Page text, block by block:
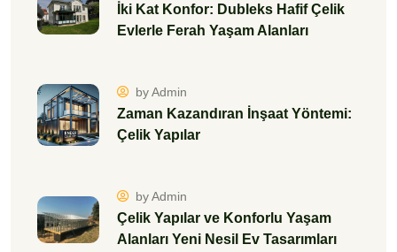
İki Kat Konfor: Dubleks Hafif Çelik
Evlerle Ferah Yaşam Alanları
by Admin
Zaman Kazandıran İnşaat Yöntemi:
Çelik Yapılar
by Admin
Çelik Yapılar ve Konforlu Yaşam
Alanları Yeni Nesil Ev Tasarımları